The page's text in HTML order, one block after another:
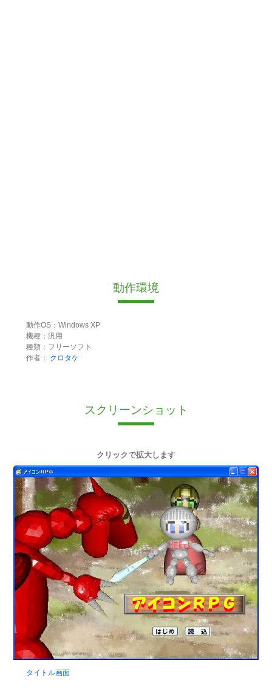
動作環境
動作OS：Windows XP
機種：汎用
種類：フリーソフト
作者：
クロタケ
スクリーンショット
クリックで拡大します
タイトル画面